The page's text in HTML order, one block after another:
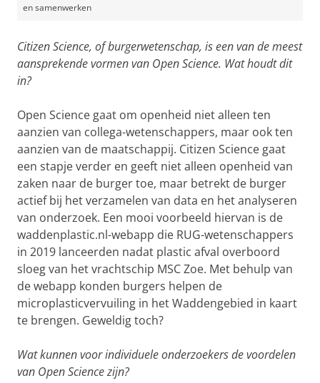
en samenwerken
Citizen Science, of burgerwetenschap, is een van de meest
aansprekende vormen van Open Science. Wat houdt dit
in?
Open Science gaat om openheid niet alleen ten
aanzien van collega-wetenschappers, maar ook ten
aanzien van de maatschappij. Citizen Science gaat
een stapje verder en geeft niet alleen openheid van
zaken naar de burger toe, maar betrekt de burger
actief bij het verzamelen van data en het analyseren
van onderzoek. Een mooi voorbeeld hiervan is de
waddenplastic.nl-webapp die RUG-wetenschappers
in 2019 lanceerden nadat plastic afval overboord
sloeg van het vrachtschip MSC Zoe. Met behulp van
de webapp konden burgers helpen de
microplasticvervuiling in het Waddengebied in kaart
te brengen. Geweldig toch?
Wat kunnen voor individuele onderzoekers de voordelen
van Open Science zijn?